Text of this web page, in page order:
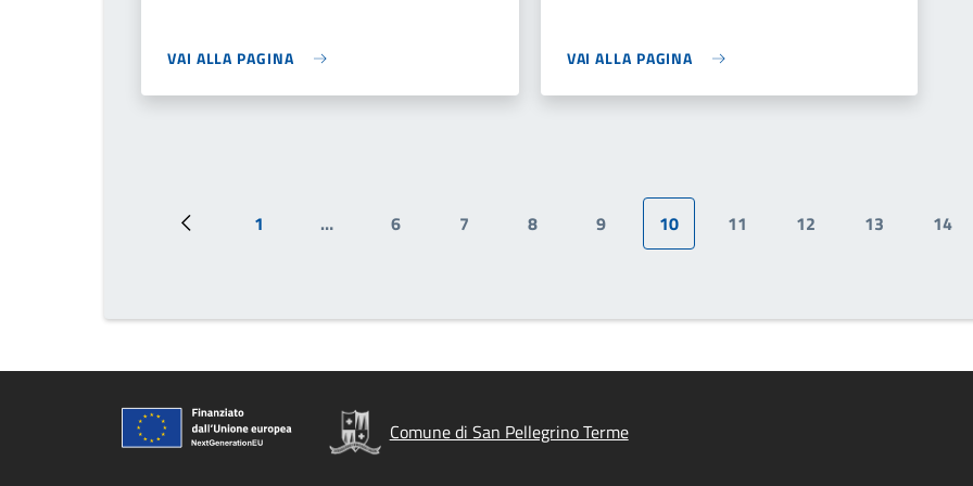
VAI ALLA PAGINA VAI ALLA PAGINA
Pagina precedente
Prima pagina
1 …
Pagina
6
Pagina
7
Pagina
8
Pagina
9
Pagina attuale
10
Pagina
11
Pagina
12
Pagina
13 14
Comune di San Pellegrino Terme